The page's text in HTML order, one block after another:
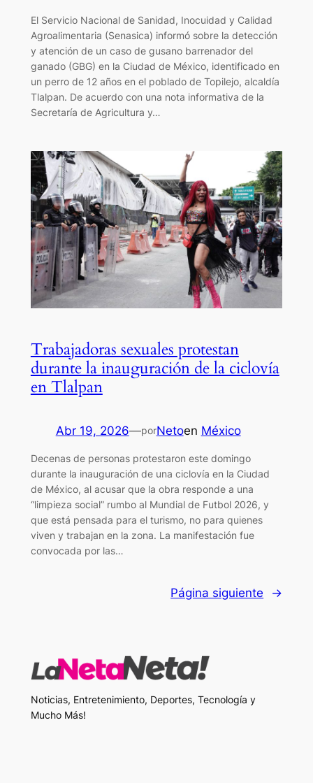
El Servicio Nacional de Sanidad, Inocuidad y Calidad
Agroalimentaria (Senasica) informó sobre la detección
y atención de un caso de gusano barrenador del
ganado (GBG) en la Ciudad de México, identificado en
un perro de 12 años en el poblado de Topilejo, alcaldía
Tlalpan. De acuerdo con una nota informativa de la
Secretaría de Agricultura y…
Trabajadoras sexuales protestan
durante la inauguración de la ciclovía
en Tlalpan
Abr 19, 2026—porNetoen México
Decenas de personas protestaron este domingo
durante la inauguración de una ciclovía en la Ciudad
de México, al acusar que la obra responde a una
“limpieza social” rumbo al Mundial de Futbol 2026, y
que está pensada para el turismo, no para quienes
viven y trabajan en la zona. La manifestación fue
convocada por las…
Página siguiente →
Noticias, Entretenimiento, Deportes, Tecnología y
Mucho Más!